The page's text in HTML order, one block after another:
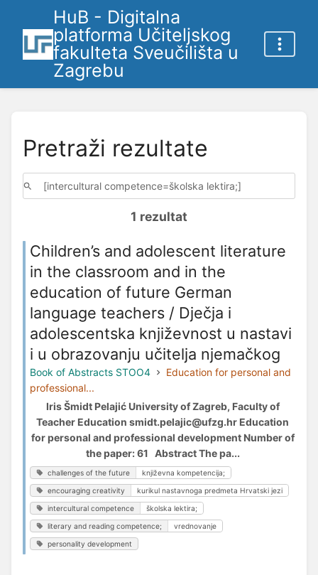
HuB - Digitalna
platforma Učiteljskog
fakulteta Sveučilišta u
Zagrebu
Pretraži rezultate
1 rezultat
Children’s and adolescent literature
in the classroom and in the
education of future German
language teachers / Dječja i
adolescentska književnost u nastavi
i u obrazovanju učitelja njemačkog
Book of Abstracts STOO4
Education for personal and
professional...
Iris Šmidt Pelajić University of Zagreb, Faculty of
Teacher Education smidt.pelajic@ufzg.hr Education
for personal and professional development Number of
the paper: 61 Abstract The pa...
challenges of the future književna kompetencija;
encouraging creativity kurikul nastavnoga predmeta Hrvatski jezi
intercultural competence školska lektira;
literary and reading competence; vrednovanje
personality development